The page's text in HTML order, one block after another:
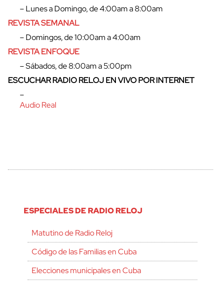
– Lunes a Domingo, de 4:00am a 8:00am
REVISTA SEMANAL
– Domingos, de 10:00am a 4:00am
REVISTA ENFOQUE
– Sábados, de 8:00am a 5:00pm
ESCUCHAR RADIO RELOJ EN VIVO POR INTERNET
–
Audio Real
ESPECIALES DE RADIO RELOJ
Matutino de Radio Reloj
Código de las Familias en Cuba
Elecciones municipales en Cuba